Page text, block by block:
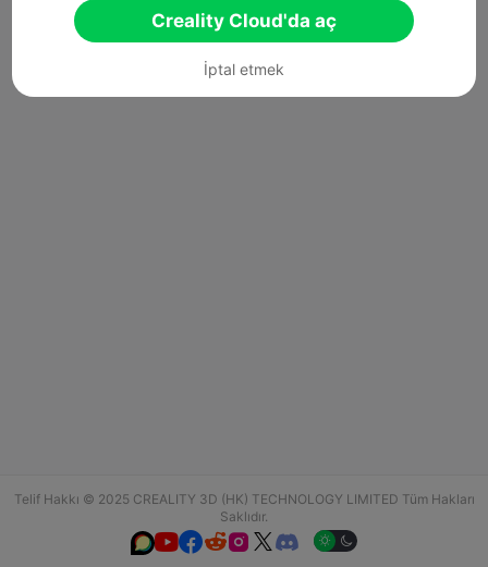
Telif Hakkı © 2025 CREALITY 3D (HK) TECHNOLOGY LIMITED Tüm Hakları
Saklıdır.
  
Creality Cloud'da aç
İptal etmek